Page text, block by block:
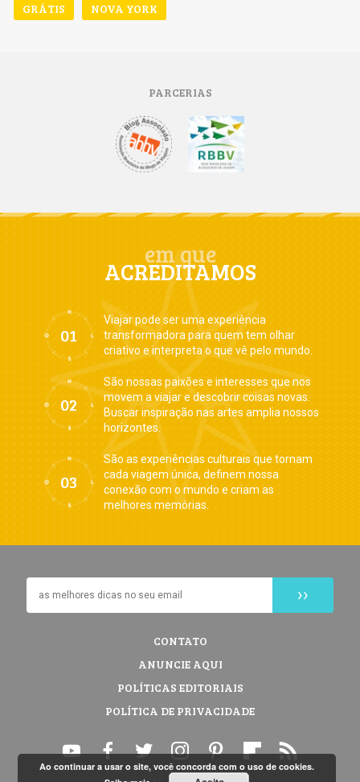
GRÁTIS
NOVA YORK
PARCERIAS
em que
ACREDITAMOS
Viajar pode ser uma experiência
transformadora para quem tem olhar
criativo e interpreta o que vê pelo mundo.
São nossas paixões e interesses que nos
movem a viajar e descobrir coisas novas.
Buscar inspiração nas artes amplia nossos
horizontes.
São as experiências culturais que tornam
cada viagem única, definem nossa
conexão com o mundo e criam as
melhores memórias.
CONTATO
ANUNCIE AQUI
POLÍTICAS EDITORIAIS
POLÍTICA DE PRIVACIDADE
Ao continuar a usar o site, você concorda com o uso de cookies.